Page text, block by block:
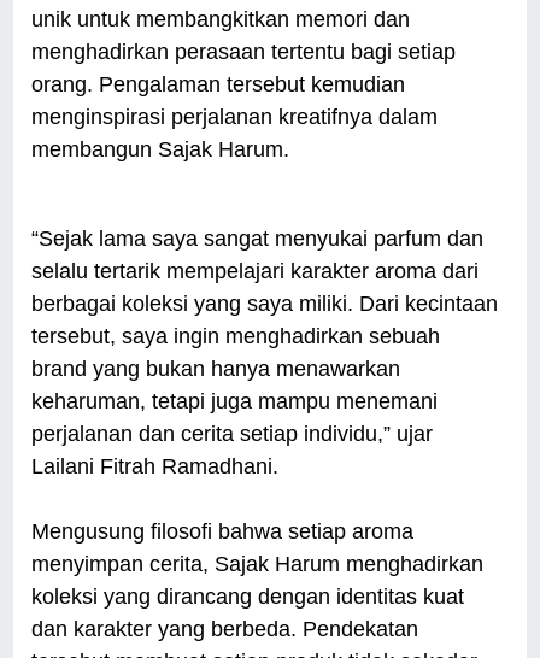
unik untuk membangkitkan memori dan
menghadirkan perasaan tertentu bagi setiap
orang. Pengalaman tersebut kemudian
menginspirasi perjalanan kreatifnya dalam
membangun Sajak Harum.
“Sejak lama saya sangat menyukai parfum dan
selalu tertarik mempelajari karakter aroma dari
berbagai koleksi yang saya miliki. Dari kecintaan
tersebut, saya ingin menghadirkan sebuah
brand yang bukan hanya menawarkan
keharuman, tetapi juga mampu menemani
perjalanan dan cerita setiap individu,” ujar
Lailani Fitrah Ramadhani.
Mengusung filosofi bahwa setiap aroma
menyimpan cerita, Sajak Harum menghadirkan
koleksi yang dirancang dengan identitas kuat
dan karakter yang berbeda. Pendekatan